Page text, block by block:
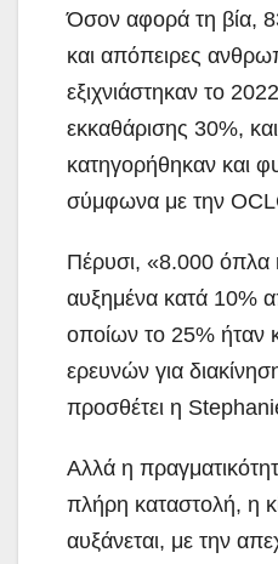
Όσον αφορά τη βία,
και απόπειρες
εξιχνιάστηκαν το
εκκαθάρισης 30%,
κατηγορήθηκαν και
σύμφωνα με την
Πέρυσι, «8.000 όπλα
αυξημένα κατά 10%
οποίων το 25% ήταν
ερευνών για
προσθέτει η
Αλλά η
πλήρη καταστολή, η
αυξάνεται, με την